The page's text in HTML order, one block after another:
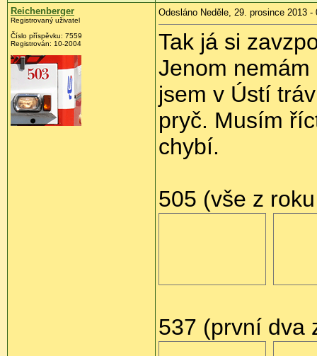
Reichenberger
Registrovaný uživatel
Číslo příspěvku: 7559
Registrován: 10-2004
Odesláno Neděle, 29. prosince 2013 -
Tak já si
Jenom
jsem v Ústí
pryč. Musím
chybí.
505 (vše z
537 (první dva